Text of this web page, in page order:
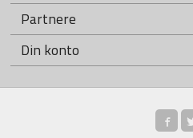
Partnere
Din konto